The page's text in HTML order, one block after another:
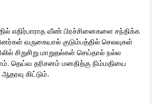
எதிர்பாராத வீண் பிரச்சினைகளை சந்திக்க
வருகையால் குடும்பத்தில் செலவுகள்
சிறுசிறு மாறுதல்கள் செய்தால் நல்ல
தெய்வ தரிசனம் மனதிற்கு நிம்மதியை
கிட்டும்.